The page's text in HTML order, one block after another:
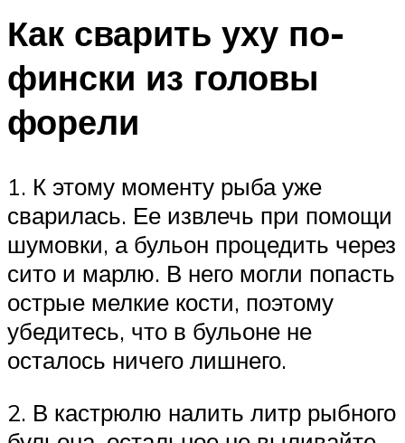
Как сварить уху по-
фински из головы
форели
1. К этому моменту рыба уже
сварилась. Ее извлечь при помощи
шумовки, а бульон процедить через
сито и марлю. В него могли попасть
острые мелкие кости, поэтому
убедитесь, что в бульоне не
осталось ничего лишнего.
2. В кастрюлю налить литр рыбного